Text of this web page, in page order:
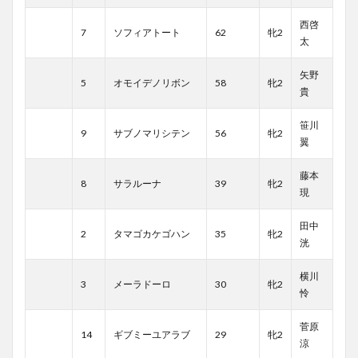
7 ソフィアトート 62 牝2
西啓
太
5 オモイデノリボン 58 牝2
矢野
貴
9 サブノマリシテン 56 牝2
笹川
翼
8 サラルーナ 39 牝2
藤本
現
2 タマゴカケゴハン 35 牝2
田中
洸
3 メーラドーロ 30 牝2
横川
怜
14 ギブミーユアラブ 29 牝2
菅原
涼